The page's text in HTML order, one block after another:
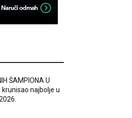
ŠAMPIONA U
krunisao najbolje u